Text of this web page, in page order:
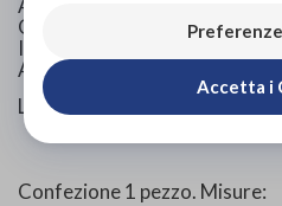
AMMORTIZZA L'AREA
GLI URTI.
INDICATA PER
AVAMPIEDE.
Lavabile e riutilizzabile.
Confezione 1 pezzo. Misure:
Accetta i